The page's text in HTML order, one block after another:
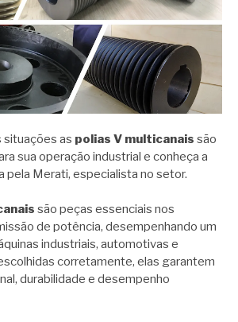
situações as polias V multicanais são
sua operação industrial e conheça a
pela Merati, especialista no setor.
são peças essenciais nos
de potência, desempenhando um
industriais, automotivas e
corretamente, elas garantem
durabilidade e desempenho